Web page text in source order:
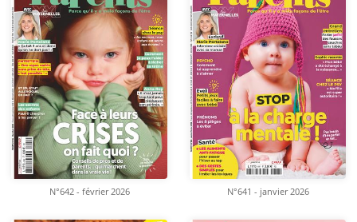
N°642 - février 2026 N°641 - janvier 2026